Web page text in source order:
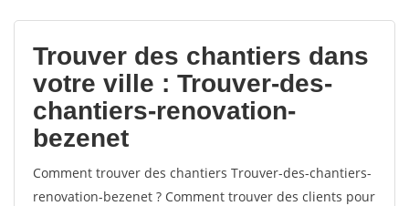
votes
Trouver des chantiers dans
votre ville : Trouver-des-
chantiers-renovation-
bezenet
Comment trouver des chantiers Trouver-des-chantiers-
renovation-bezenet ? Comment trouver des clients pour